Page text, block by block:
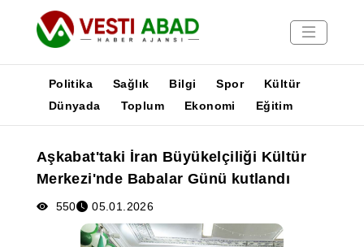
Yayınlar
Medya
Poster
Politika Sağlık Bilgi Spor
Kültür
Dünyada
Toplum Ekonomi Eğitim
Aşkabat'taki İran Büyükelçiliği Kültür
Merkezi'nde Babalar Günü kutlandı
550 05.01.2026